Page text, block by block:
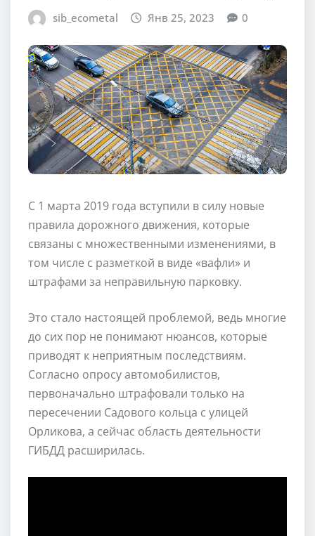
sib_ecometal Янв 25, 2023 0
С 1 марта 2019 года вступили в силу новые
правила дорожного движения, которые
связаны с множественными изменениями, в
том числе с разметкой в виде «вафли» и
штрафами за неправильную парковку.
Это стало настоящей проблемой, ведь многие
до сих пор не понимают нюансов, которые
приводят к неприятным последствиям.
Согласно опросу автомобилистов,
первоначально штрафовали только на
пересечении Садового кольца с улицей
Орликова, а сейчас область деятельности
ГИБДД расширилась.